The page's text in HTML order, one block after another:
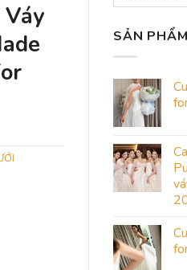
SẢN